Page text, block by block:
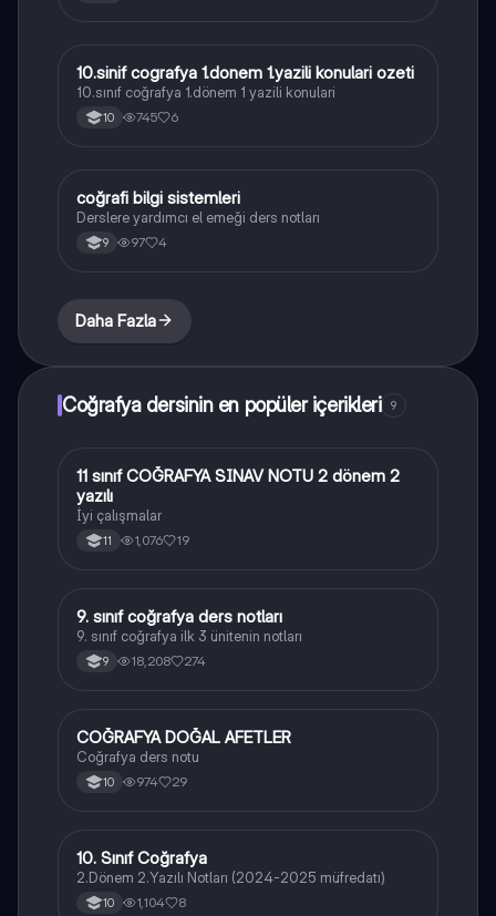
Coğrafya
10.sinif cografya 1.donem 1.yazili konulari ozeti
10.sınıf coğrafya 1.dönem 1 yazili konulari
10 745 6
Coğrafya
coğrafi bilgi sistemleri
Derslere yardımcı el emeği ders notları
9 97 4
Daha Fazla
Coğrafya dersinin en popüler içerikleri 9
Coğrafya
11 sınıf COĞRAFYA SINAV NOTU 2 dönem 2
yazılı
İyi çalışmalar
11 1,076 19
Coğrafya
9. sınıf coğrafya ders notları
9. sınıf coğrafya ilk 3 ünitenin notları
9 18,208 274
Coğrafya
COĞRAFYA DOĞAL AFETLER
Coğrafya ders notu
10 974 29
Coğrafya
10. Sınıf Coğrafya
2.Dönem 2.Yazılı Notları (2024-2025 müfredatı)
10 1,104 8